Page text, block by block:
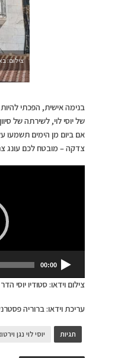
צילום:
בנימה אישית, הפכתי להיות
של יוסי לוי, לשירתה של
אם ביום מן הימים תשמעו
צדקה – מובטח לכם עונג
00:00
צילום וידאו: סטודיו יוסי הדר
עריכת וידאו: ברוריה
תגיות יוסי לוי נגן